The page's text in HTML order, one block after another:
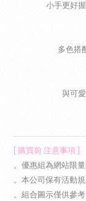
小手更好
多色搭
與可
[ 購買前 注意事項 ]
。優惠組為網站限
。本公司保有活動
。組合圖示僅供參